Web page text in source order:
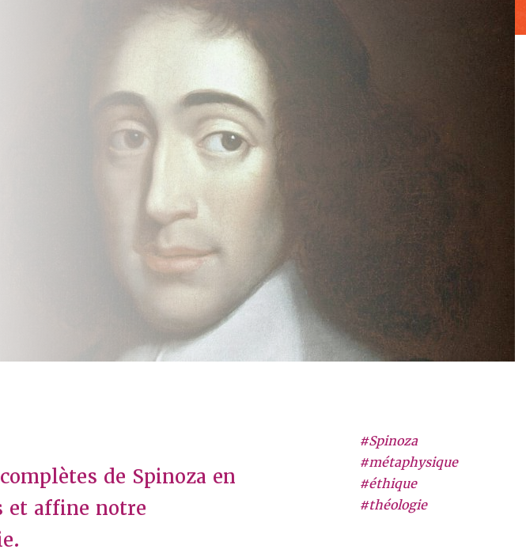
#Spinoza
#métaphysique
#éthique
#théologie
de Spinoza en
et affine notre